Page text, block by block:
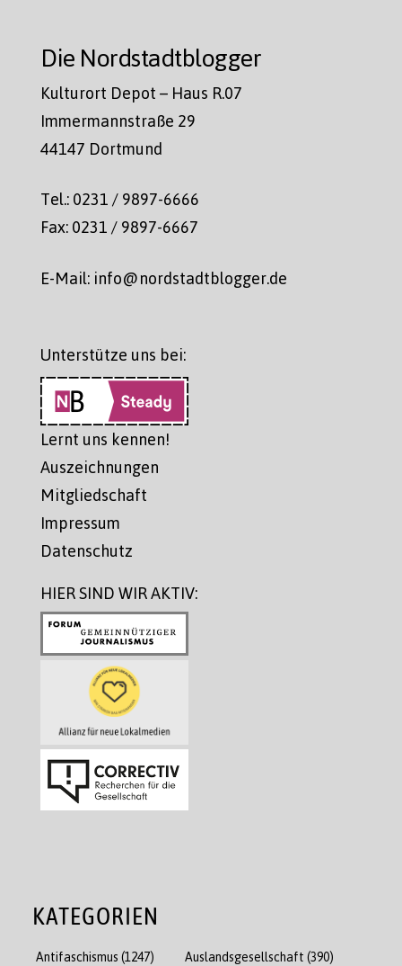
Die Nordstadtblogger
Kulturort Depot – Haus R.07
Immermannstraße 29
44147 Dortmund
Tel.: 0231 / 9897-6666
Fax: 0231 / 9897-6667
E-Mail: info@nordstadtblogger.de
Unterstütze uns bei:
Lernt uns kennen!
Auszeichnungen
Mitgliedschaft
Impressum
Datenschutz
HIER SIND WIR AKTIV:
KATEGORIEN
Antifaschismus (1247) Auslandsgesellschaft (390)